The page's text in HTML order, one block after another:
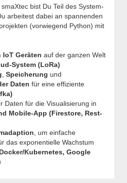
bist Du Teil des System-
arbeitest dabei an spannenden
(vorwiegend Python) mit
Geräten auf der ganzen Welt
System (LoRa)
Speicherung und
Daten für eine effiziente
Daten für die Visualisierung in
Mobile-App (Firestore, Rest-
, um einfache
das exponentielle Wachstum
Docker/Kubernetes, Google